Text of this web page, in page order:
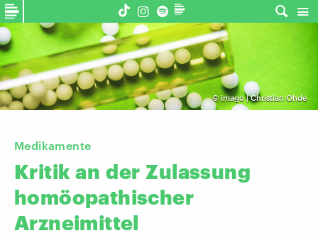
©imago | Christian Ohde
Medikamente
Kritik an der Zulassung
homöopathischer
Arzneimittel